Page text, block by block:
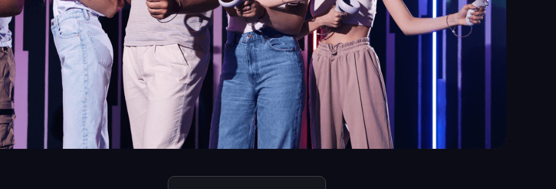
Рекомендуем приходить за 10−15 минут до начала сеанса, чтобы
заполнить анкету и посмотреть обучающее видео. На арене можно
играть, используя сменную обувь или в чистых носках.